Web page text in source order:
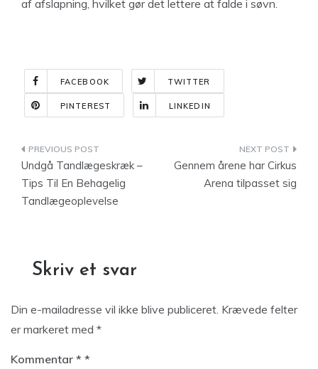
af afslapning, hvilket gør det lettere at falde i søvn.
FACEBOOK TWITTER
PINTEREST LINKEDIN
Indlægsnavigation
Undgå Tandlægeskræk –
Tips Til En Behagelig
Tandlægeoplevelse
Gennem årene har Cirkus
Arena tilpasset sig
Skriv et svar
Din e-mailadresse vil ikke blive publiceret. Krævede felter
er markeret med *
Kommentar *